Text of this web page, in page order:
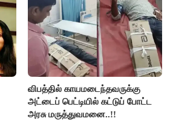
விபத்தில் காயமடைந்தவருக்கு
அட்டைப் பெட்டியில் கட்டுப் போட்ட
அரசு மருத்துவமனை..!!